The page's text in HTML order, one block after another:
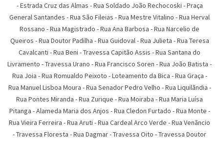
-Estrada Cruz das Almas -Rua Soldado João Rechocoski -Praça
General Santandes -Rua São Fileias -Rua Mestre Vitalino -Rua Herval
Rossano -Rua Magistrado -Rua Ana Barbosa -Rua Narcelio de
Queiros -Rua Doutor Padilha -Rua Guidoval-Rua Julieta -Rua Teresa
Cavalcanti -Rua Beni -Travessa Capitão Assis -Rua Santana do
Livramento -Travessa Urano -Rua Francisco Soren -Rua João Batista -
Rua Joia -Rua Romualdo Peixoto -Loteamento da Bica -Rua Graça -
Rua Manuel Lisboa Moura -Rua Senador Pedro Velho -Rua Liquilãndia -
Rua Pontes Miranda -Rua Zurique -Rua Moiraba -Rua Maria Luí­sa
Pitanga -Alameda Maria dos Anjos -Rua Cledon Furtado -Rua Monte -
Rua Vieira Ferreira -Rua Aruti -Rua Cardeal Arco Verde -Rua Venãncio
-Travessa Floresta -Rua Dagmar-Travessa Oito -Travessa Doutor